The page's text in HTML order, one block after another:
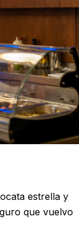
estrella y
que vuelvo